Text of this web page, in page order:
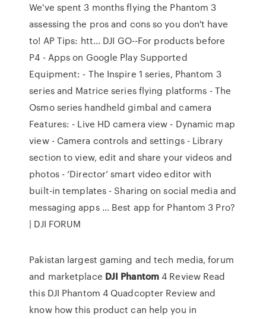
We've spent 3 months flying the Phantom 3
assessing the pros and cons so you don't have
to! AP Tips: htt... DJI GO--For products before
P4 - Apps on Google Play Supported
Equipment: - The Inspire 1 series, Phantom 3
series and Matrice series flying platforms - The
Osmo series handheld gimbal and camera
Features: - Live HD camera view - Dynamic map
view - Camera controls and settings - Library
section to view, edit and share your videos and
photos - ‘Director’ smart video editor with
built-in templates - Sharing on social media and
messaging apps ... Best app for Phantom 3 Pro?
| DJI FORUM
Pakistan largest gaming and tech media, forum
and marketplace DJI Phantom4 ReviewRead
this DJI Phantom 4 Quadcopter Review and
know how this product can help you in